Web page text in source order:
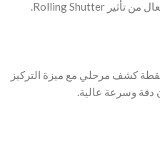
تركيز تلقائي متقدم يضم 627 نقطة كشف مرحلي مع ميزة التركيز